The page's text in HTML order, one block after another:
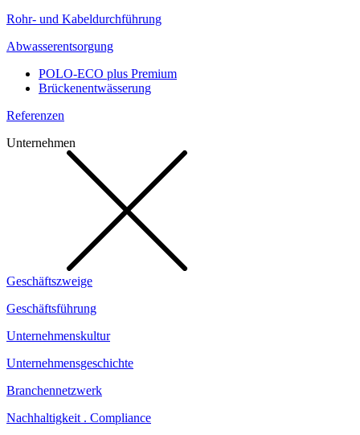
Rohr- und Kabeldurchführung
Abwasserentsorgung
POLO-ECO plus Premium
Brückenentwässerung
Referenzen
Unternehmen
Geschäftszweige
Geschäftsführung
Unternehmenskultur
Unternehmensgeschichte
Branchennetzwerk
Nachhaltigkeit . Compliance